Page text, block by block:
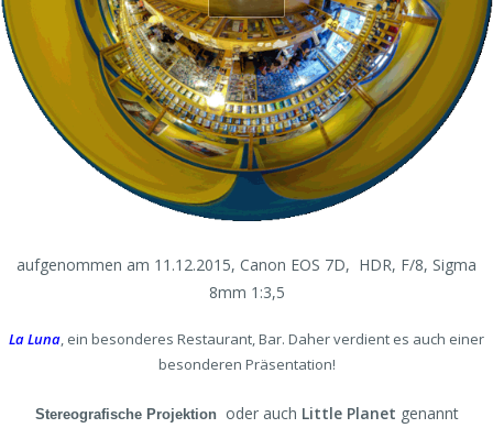
aufgenommen am 11.12.2015, Canon EOS 7D, HDR, F/8, Sigma
8mm 1:3,5
La Luna, ein besonderes Restaurant, Bar. Daher verdient es auch einer
besonderen Präsentation!
Stereografische Projektionoder auch Little Planet genannt